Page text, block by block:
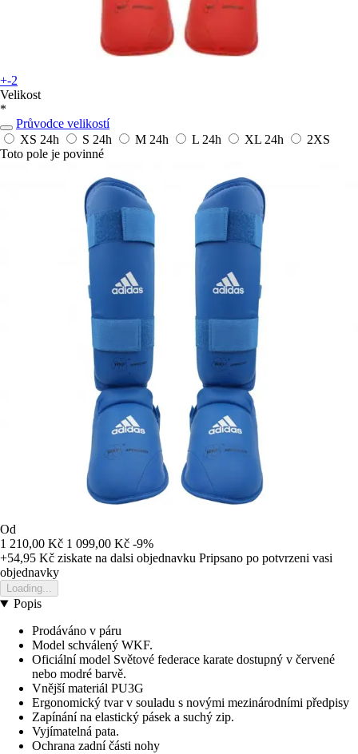
+-2
Velikost
*
Průvodce velikostí
XS 24h S 24h M 24h L 24h XL 24h
2XS
Toto pole je povinné
Od
1 210,00 Kč 1 099,00 Kč -9%
+54,95 Kč ziskate na dalsi objednavku Pripsano po potvrzeni vasi
objednavky
Loading...
Popis
Prodáváno v páru
Model schválený WKF.
Oficiální model Světové federace karate dostupný v červené
nebo modré barvě.
Vnější materiál PU3G
Ergonomický tvar v souladu s novými mezinárodními předpisy
Zapínání na elastický pásek a suchý zip.
Vyjímatelná pata.
Ochrana zadní části nohy